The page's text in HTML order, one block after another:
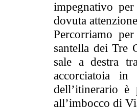
impegnativo
dovuta
Percorriamo
santella dei Tre
sale a destra
accorciatoia
dell’itinerario
all’imbocco di